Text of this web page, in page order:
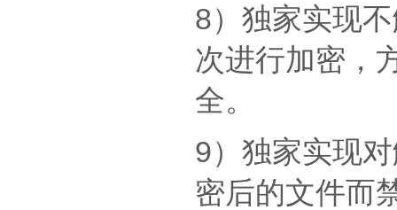
8）独家实现
次进行加密，
全。
9）独家实现
密后的文件而